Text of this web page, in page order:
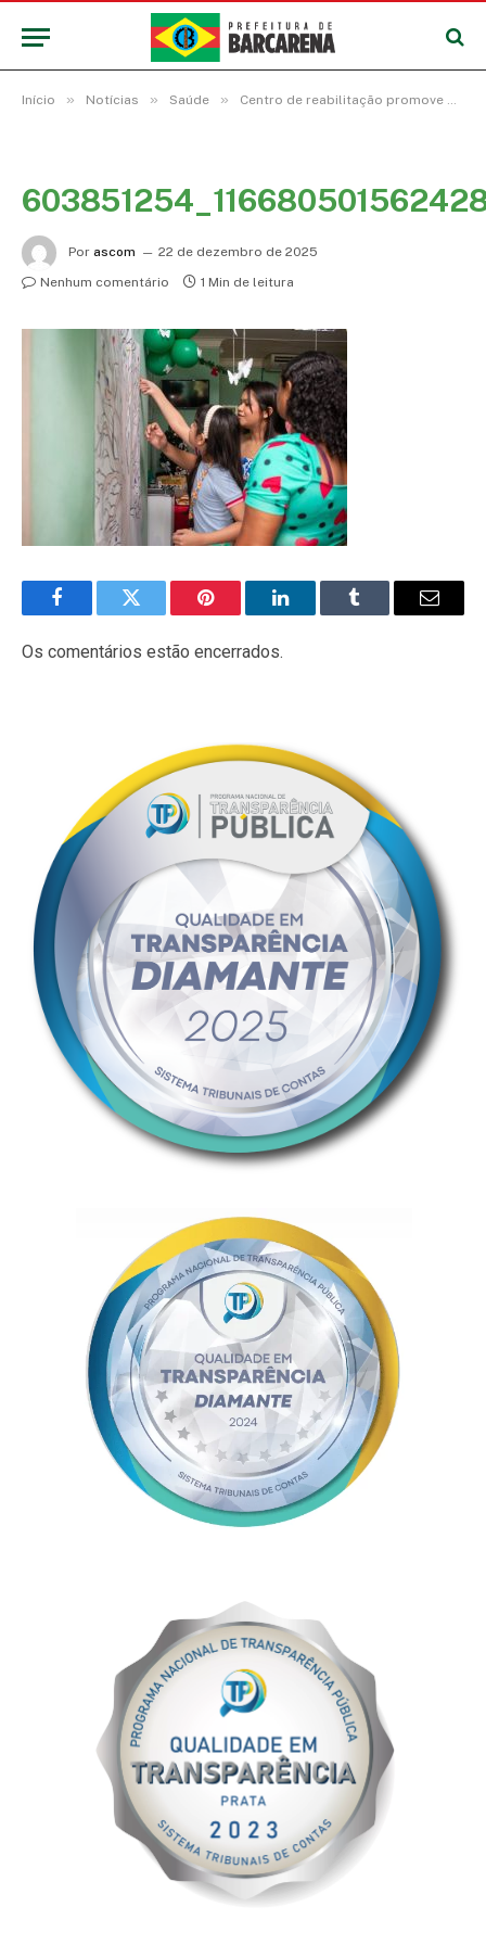
Início » Notícias » Saúde » Centro de reabilitação promove programação de Natal com pacientes, familiares e servidores
Por ascom
22 de dezembro de 2025
Nenhum comentário
1 Min de leitura
FacebookTwitter Pinterest LinkedInTumblr
E-
Os comentários estão encerrados.